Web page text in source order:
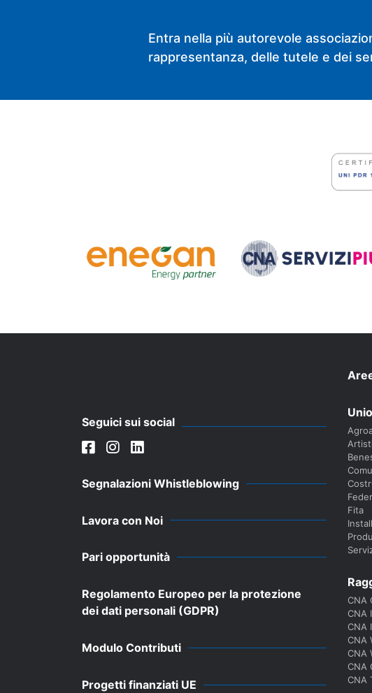
Entra nella più autorevole
rappresentanza, delle tutele e dei
Seguici sui social
Segnalazioni Whistleblowing
Lavora con Noi
Pari opportunità
Regolamento Europeo per la protezione
dei dati personali (GDPR)
Modulo Contributi
Progetti finanziati UE
Fita
CNA
CNA
CNA
CNA
CNA
CNA
CNA